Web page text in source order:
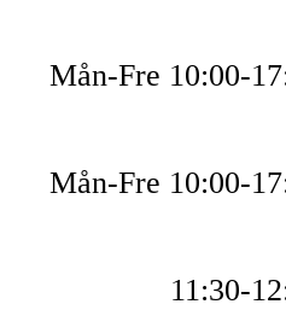
Mån-Fre 10:00-
Mån-Fre 10:00-
11:30-